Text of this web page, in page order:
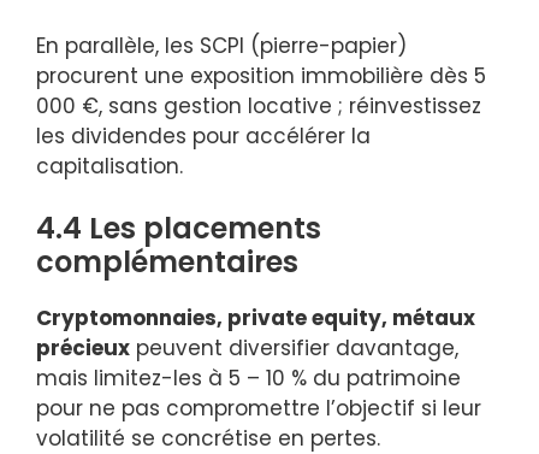
En parallèle, les SCPI (pierre-papier)
procurent une exposition immobilière dès 5
000 €, sans gestion locative ; réinvestissez
les dividendes pour accélérer la
capitalisation.
4.4 Les placements
complémentaires
Cryptomonnaies, private equity, métaux
précieux peuvent diversifier davantage,
mais limitez-les à 5 – 10 % du patrimoine
pour ne pas compromettre l’objectif si leur
volatilité se concrétise en pertes.